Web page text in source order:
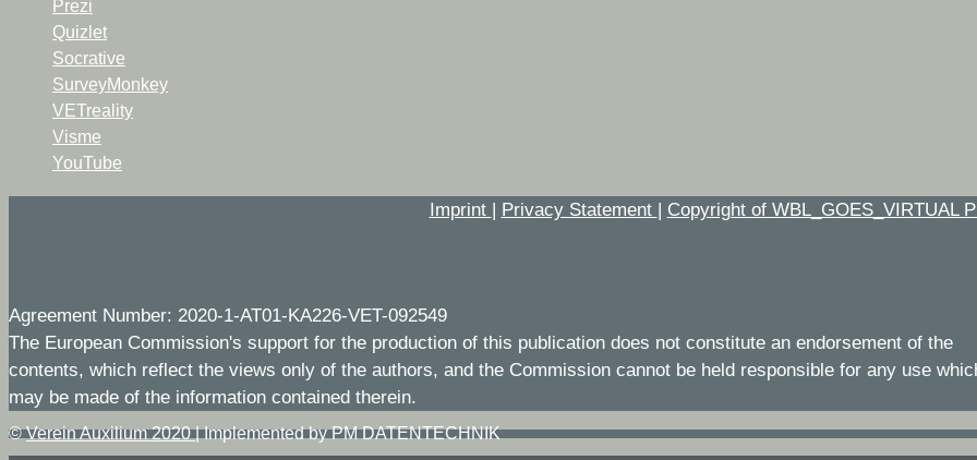
Prezi
Quizlet
Socrative
SurveyMonkey
VETreality
Visme
YouTube
Imprint | Privacy Statement | Copyright of WBL_GOES_VIRTUAL
Agreement Number: 2020-1-AT01-KA226-VET-092549
The European Commission's support for the production of this publication does not constitute an endorsement of the
contents, which reflect the views only of the authors, and the Commission cannot be held responsible for any use
may be made of the information contained therein.
©Verein Auxilium 2020|Implemented by PM DATENTECHNIK